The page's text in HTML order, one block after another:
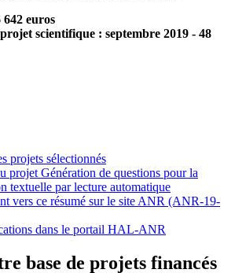
euros
scientifique : septembre 2019 - 48
projets sélectionnés
projet Génération de questions pour la
textuelle par lecture automatique
vers ce résumé sur le site ANR (ANR-19-
dans le portail HAL-ANR
base de projets financés